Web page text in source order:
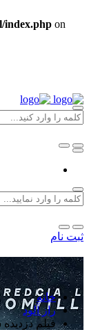
index.php on
ثبت نام
خانه
راز آلود
فیلم